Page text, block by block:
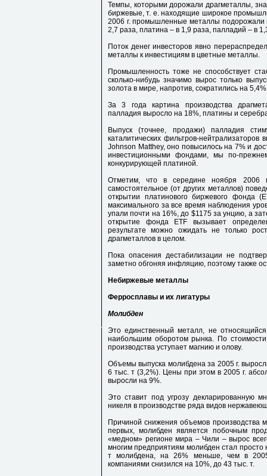
Темпы, которыми дорожали драгметаллы,
биржевые, т. е. находящие широкое
2006 г. промышленные металлы подорожали
2,7 раза, платина – в 1,9 раза, палладий – в
Поток денег инвесторов явно
металлы к инвестициям в цветные металлы.
Промышленность тоже не способствует
сколько-нибудь значимо вырос только
золота в мире, напротив, сократились на
За 3 года картина производства
палладия выросло на 18%, платины и
Выпуск (точнее, продажи) палладия
каталитических фильтров-
Johnson Matthey, оно повысилось на 7% и
инвестиционными фондами, мы по-
конкурирующей платиной.
Отметим, что в середине ноября 2006
самостоятельное (от других металлов)
открытии платинового биржевого фонда
максимального за все время наблюдения
упали почти на 16%, до $1175 за унцию, а
открытие фонда ETF вызывает
результате можно ожидать не только
драгметаллов в целом.
Пока опасения дестабилизации не
заметно обгоняя инфляцию, поэтому также
Небиржевые металлы
Ферросплавы и их лигатуры
Молибден
Это единственный металл, не
наибольшим оборотом рынка. По
производства уступает магнию и олову.
Объемы выпуска молибдена за 2005 г.
6 тыс. т (3,2%). Цены при этом в 2005 г.
выросли на 9%.
Это ставит под угрозу декларированную
никеля в производстве ряда видов
Причиной снижения объемов производства
первых, молибден является побочным
«медном» регионе мира – Чили – вырос
многим предприятиям молибден стал просто
т молибдена, на 26% меньше, чем в
компаниями снизился на 10%, до 43 тыс. т.